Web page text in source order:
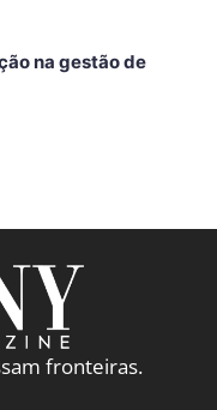
na gestão de
fronteiras.